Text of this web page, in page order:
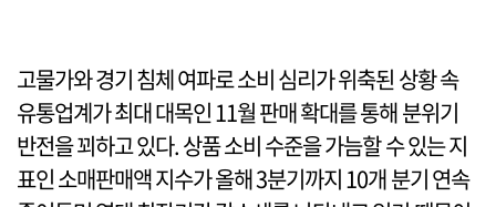
고물가와 경기 침체 여파로 소비 심리가 위축된 상황 속
유통업계가 최대 대목인 11월 판매 확대를 통해 분위기
반전을 꾀하고 있다. 상품 소비 수준을 가늠할 수 있는 지
표인 소매판매액 지수가 올해 3분기까지 10개 분기 연속